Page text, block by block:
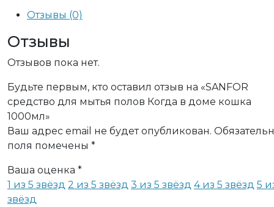
Отзывы (0)
Отзывы
Отзывов пока нет.
Будьте первым, кто оставил отзыв на «SANFOR
средство для мытья полов Когда в доме кошка
1000мл»
Ваш адрес email не будет опубликован.
поля помечены *
Ваша оценка *
1 из 5 звёзд 2 из 5 звёзд 3 из 5 звёзд 4 из 5 звёзд 5
звёзд